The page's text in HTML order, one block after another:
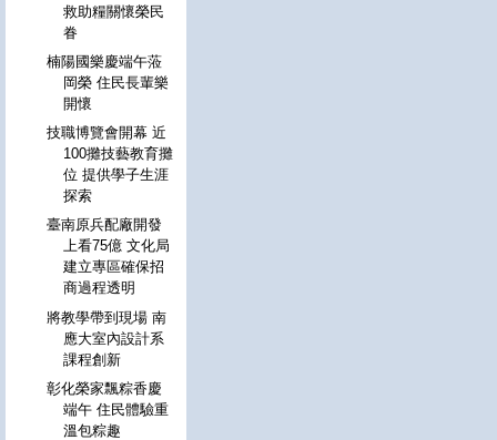
救助糧關懷榮民
眷
楠陽國樂慶端午蒞
岡榮 住民長輩樂
開懷
技職博覽會開幕 近
100攤技藝教育攤
位 提供學子生涯
探索
臺南原兵配廠開發
上看75億 文化局
建立專區確保招
商過程透明
將教學帶到現場 南
應大室內設計系
課程創新
彰化榮家飄粽香慶
端午 住民體驗重
溫包粽趣